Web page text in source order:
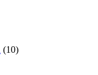
(10)